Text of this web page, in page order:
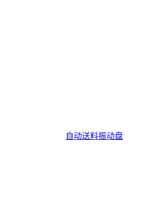
自动送料振动盘